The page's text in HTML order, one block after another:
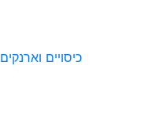
כיסויים וארנקים